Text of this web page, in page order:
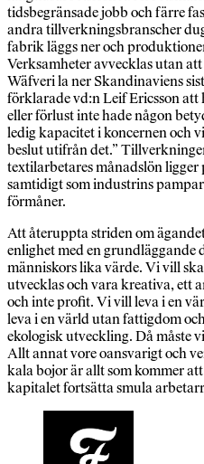
tidsbegränsade jobb och färre
andra tillverkningsbranscher
fabrik läggs ner och
Verksamheter avvecklas utan
Wäfveri la ner Skandinaviens
förklarade vd:n Leif Ericsson
eller förlust inte hade någon
ledig kapacitet i koncernen och
beslut utifrån det.”
textilarbetares månadslön
samtidigt som industrins
förmåner.
Att återuppta striden om
enlighet med en
människors lika värde. Vi vill
utvecklas och vara kreativa, ett
och inte profit. Vi vill leva i en
leva i en värld utan fattigdom
ekologisk utveckling. Då måste
Allt annat vore oansvarigt och
kala bojor är allt som kommer
kapitalet fortsätta smula